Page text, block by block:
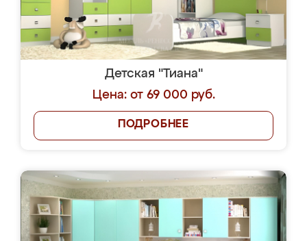
Детская "Тиана"
Цена: от 69 000 руб.
ПОДРОБНЕЕ